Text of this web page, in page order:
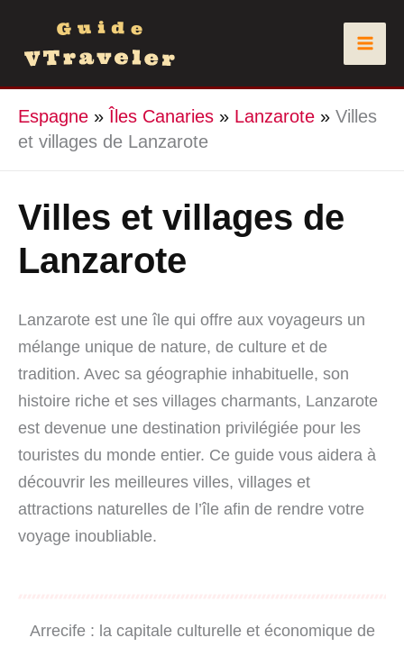
contenu
Espagne » Îles Canaries » Lanzarote » Villes
et villages de Lanzarote
Villes et villages de
Lanzarote
Lanzarote est une île qui offre aux voyageurs un
mélange unique de nature, de culture et de
tradition. Avec sa géographie inhabituelle, son
histoire riche et ses villages charmants, Lanzarote
est devenue une destination privilégiée pour les
touristes du monde entier. Ce guide vous aidera à
découvrir les meilleures villes, villages et
attractions naturelles de l’île afin de rendre votre
voyage inoubliable.
Arrecife : la capitale culturelle et économique de